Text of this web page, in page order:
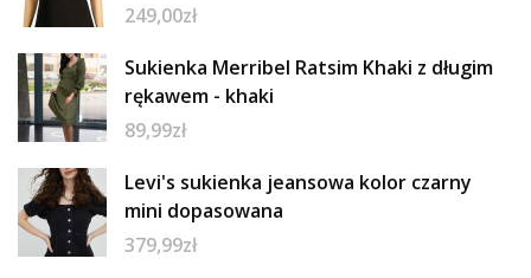
249,00zł
Sukienka Merribel Ratsim Khaki z długim
rękawem - khaki
89,99zł
Levi's sukienka jeansowa kolor czarny
mini dopasowana
379,99zł